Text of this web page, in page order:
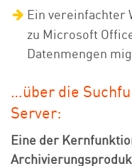
Ein vereinfachter
zu Microsoft
Datenmengen
…über die
Server:
Eine der